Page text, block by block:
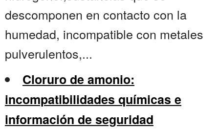
descomponen en contacto con la
humedad, incompatible con metales
pulverulentos,...
Cloruro de amonio:
incompatibilidades químicas e
información de seguridad